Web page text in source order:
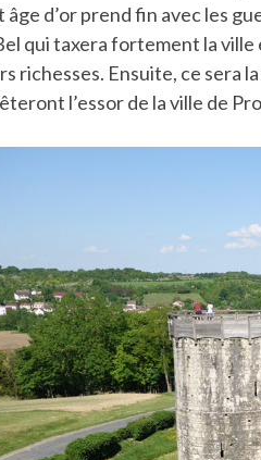
âge d’or prend fin avec les
qui taxera fortement la
richesses. Ensuite, ce sera
l’essor de la ville de